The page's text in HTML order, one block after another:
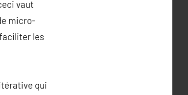
vaut
micro-
les
qui